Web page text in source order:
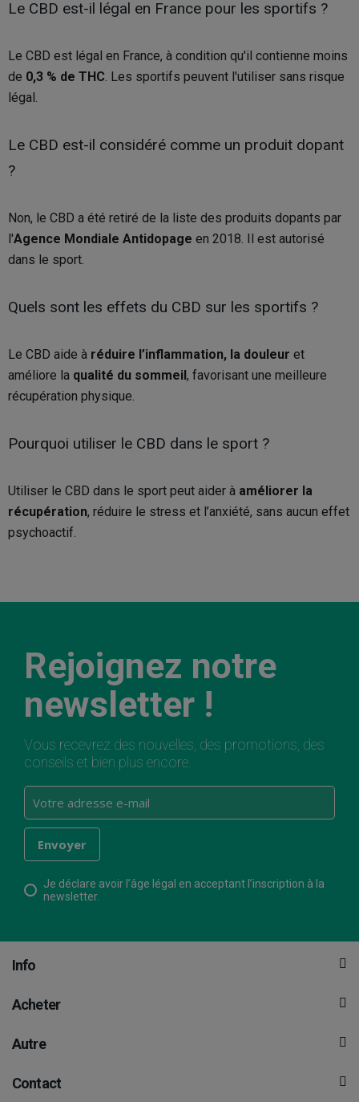
Le CBD est-il légal en France pour les sportifs ?
Le CBD est légal en France, à condition qu'il contienne moins
de 0,3 % de THC. Les sportifs peuvent l'utiliser sans risque
légal.
Le CBD est-il considéré comme un produit dopant
?
Non, le CBD a été retiré de la liste des produits dopants par
l'Agence Mondiale Antidopage en 2018. Il est autorisé
dans le sport.
Quels sont les effets du CBD sur les sportifs ?
Le CBD aide à réduire l’inflammation, la douleur et
améliore la qualité du sommeil, favorisant une meilleure
récupération physique.
Pourquoi utiliser le CBD dans le sport ?
Utiliser le CBD dans le sport peut aider à améliorer la
récupération, réduire le stress et l’anxiété, sans aucun effet
psychoactif.
Rejoignez notre
newsletter !
Vous recevrez des nouvelles, des promotions, des
conseils et bien plus encore.
Je déclare avoir l’âge légal en acceptant l’inscription à la
newsletter.
Info
Acheter
Autre
Contact